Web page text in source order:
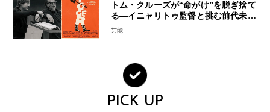
トム・クルーズが“命がけ”を脱ぎ捨て
る―イニャリトゥ監督と挑む前代未聞
の大惨事コメディ「DIGGER ディガ
芸能
PICK UP